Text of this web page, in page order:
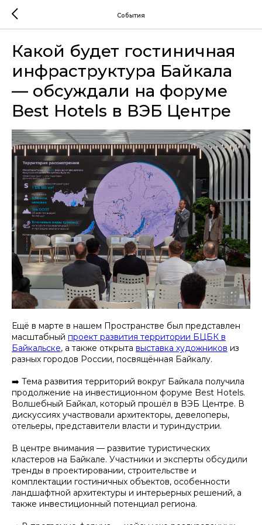
События
Какой будет гостиничная
инфраструктура Байкала
— обсуждали на форуме
Best Hotels в ВЭБ Центре
Ещё в марте в нашем Пространстве был представлен
масштабный проект развития территории БЦБК в
Байкальске, а также открыта выставка художников из
разных городов России, посвящённая Байкалу.
➡️ Тема развития территорий вокруг Байкала получила
продолжение на инвестиционном форуме Best Hotels.
Волшебный Байкал, который прошёл в ВЭБ Центре. В
дискуссиях участвовали архитекторы, девелоперы,
отельеры, представители власти и туриндустрии.
В центре внимания — развитие туристических
кластеров на Байкале. Участники и эксперты обсудили
тренды в проектировании, строительстве и
комплектации гостиничных объектов, особенности
ландшафтной архитектуры и интерьерных решений, а
также инвестиционный потенциал региона.